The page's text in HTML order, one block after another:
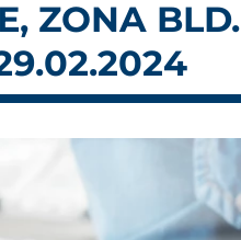
ZONA BLD.